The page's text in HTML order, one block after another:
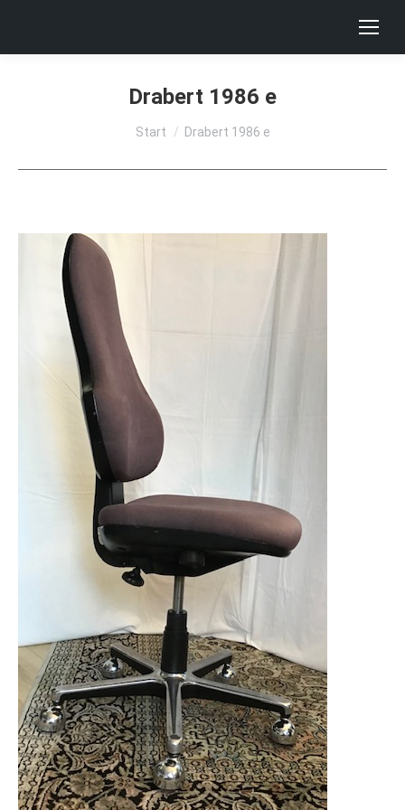
Drabert 1986 e
Sie befinden sich hier:
Start Drabert 1986 e